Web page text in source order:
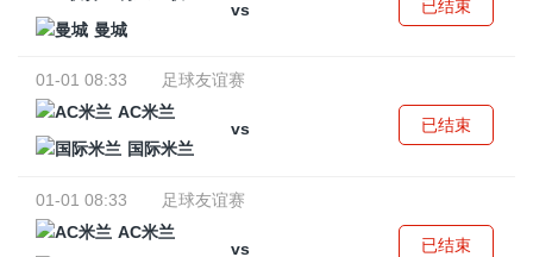
vs
曼城
已结束
01-01 08:33
足球友谊赛
AC米兰
vs
国际米兰
已结束
01-01 08:33
足球友谊赛
AC米兰
vs
已结束